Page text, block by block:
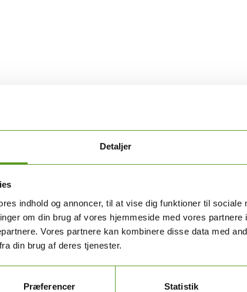
Detaljer
indhold og annoncer, til at vise dig funktioner til sociale
om din brug af vores hjemmeside med vores partnere
Vores partnere kan kombinere disse data med
din brug af deres tjenester.
Præferencer Statistik
affektiv sindslidelse" er nu udgivet.
og ensartet kvalitet i behandlingen af unge og voksne med